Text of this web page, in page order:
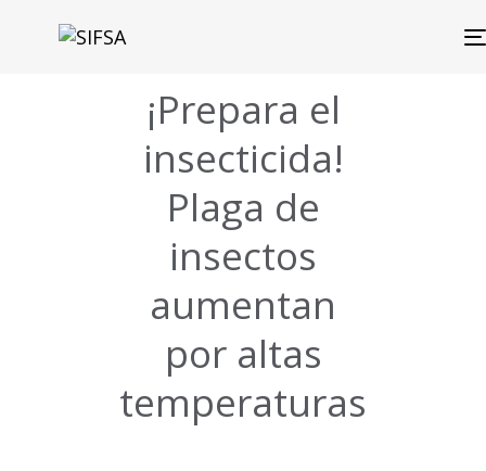
¡Prepara el
insecticida!
Plaga de
insectos
aumentan
por altas
temperaturas